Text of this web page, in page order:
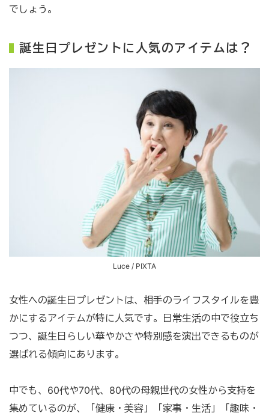
でしょう。
誕生日プレゼントに人気のアイテムは？
Luce / PIXTA
女性への誕生日プレゼントは、相手のライフスタイルを豊
かにするアイテムが特に人気です。日常生活の中で役立ち
つつ、誕生日らしい華やかさや特別感を演出できるものが
選ばれる傾向にあります。
中でも、60代や70代、80代の母親世代の女性から支持を
集めているのが、「健康・美容」「家事・生活」「趣味・